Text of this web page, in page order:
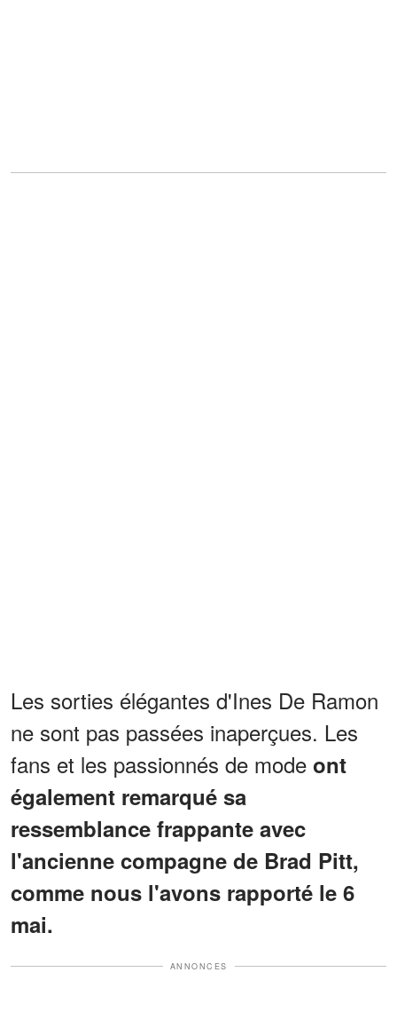
Les sorties élégantes d'Ines De Ramon
ne sont pas passées inaperçues. Les
fans et les passionnés de mode ont
également remarqué sa
ressemblance frappante avec
l'ancienne compagne de Brad Pitt,
comme nous l'avons rapporté le 6
mai.
ANNONCES